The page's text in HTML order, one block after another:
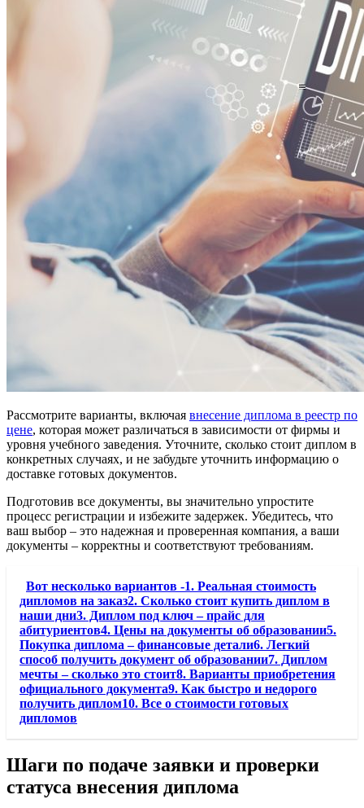
Рассмотрите варианты, включая внесение диплома в реестр по
цене, которая может различаться в зависимости от фирмы и
уровня учебного заведения. Уточните, сколько стоит диплом в
конкретных случаях, и не забудьте уточнить информацию о
доставке готовых документов.
Подготовив все документы, вы значительно упростите
процесс регистрации и избежите задержек. Убедитесь, что
ваш выбор – это надежная и проверенная компания, а ваши
документы – корректны и соответствуют требованиям.
Вот несколько вариантов -1. Реальная стоимость
дипломов на заказ2. Сколько стоит купить диплом в
наши дни3. Диплом под ключ – прайс для
абитуриентов4. Цены на документы об образовании5.
Покупка диплома – финансовые детали6. Легкий
способ получить документ об образовании7. Диплом
мечты – сколько это стоит8. Варианты приобретения
официального документа9. Как быстро и недорого
получить диплом10. Все о стоимости готовых
дипломов
Шаги по подаче заявки и проверки
статуса внесения диплома